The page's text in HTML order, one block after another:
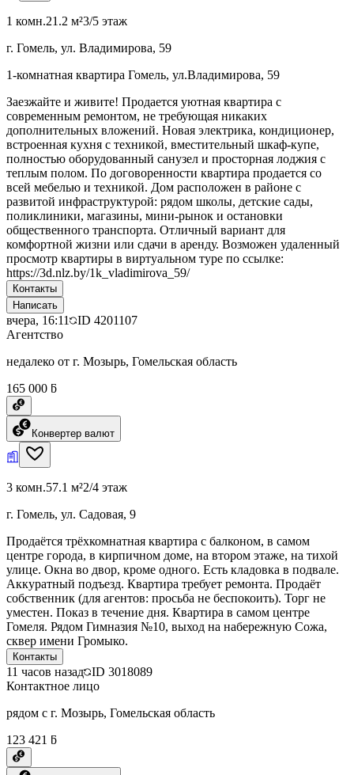
1 комн.21.2 м²3/5 этаж
г. Гомель, ул. Владимирова, 59
1-комнатная квартира Гомель, ул.Владимирова, 59
Заезжайте и живите! Продается уютная квартира с
современным ремонтом, не требующая никаких
дополнительных вложений. Новая электрика, кондиционер,
встроенная кухня с техникой, вместительный шкаф-купе,
полностью оборудованный санузел и просторная лоджия с
теплым полом. По договоренности квартира продается со
всей мебелью и техникой. Дом расположен в районе с
развитой инфраструктурой: рядом школы, детские сады,
поликлиники, магазины, мини-рынок и остановки
общественного транспорта. Отличный вариант для
комфортной жизни или сдачи в аренду. Возможен удаленный
просмотр квартиры в виртуальном туре по ссылке:
https://3d.nlz.by/1k_vladimirova_59/
Контакты
Написать
вчера, 16:11 ID 4201107
Агентство
недалеко от г. Мозырь, Гомельская область
165 000 ƃ
Конвертер валют
3 комн.57.1 м²2/4 этаж
г. Гомель, ул. Садовая, 9
Продаётся трёхкомнатная квартира с балконом, в самом
центре города, в кирпичном доме, на втором этаже, на тихой
улице. Окна во двор, кроме одного. Есть кладовка в подвале.
Аккуратный подъезд. Квартира требует ремонта. Продаёт
собственник (для агентов: просьба не беспокоить). Торг не
уместен. Показ в течение дня. Квартира в самом центре
Гомеля. Рядом Гимназия №10, выход на набережную Сожа,
сквер имени Громыко.
Контакты
11 часов назад ID 3018089
Контактное лицо
рядом с г. Мозырь, Гомельская область
123 421 ƃ